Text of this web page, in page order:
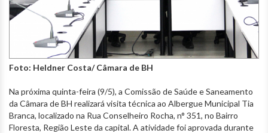
Foto: Heldner Costa/ Câmara de BH
Na próxima quinta-feira (9/5), a Comissão de Saúde e Saneamento
da Câmara de BH realizará visita técnica ao Albergue Municipal Tia
Branca, localizado na Rua Conselheiro Rocha, n° 351, no Bairro
Floresta, Região Leste da capital. A atividade foi aprovada durante